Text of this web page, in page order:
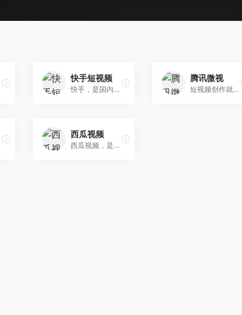
快手短视频
快手，是国内最早一批短视频平台之一，因其更加接地气和包容，也深受广大劳动人民的喜爱，尤其深受广大小镇青年喜爱，每年有约2.3亿
腾讯微视
短视频创作就来微视，录制精彩视频，分享不一样的视界！潮酷特效，多彩贴纸，高清美颜，动感音乐，无限创意由你造！
西瓜视频
西瓜视频，是今日头条旗下的视频自媒体平台，前身是头条视频！由于西瓜视频和今日头条是打通的，所以如果你注册过头条号，就直接开通了